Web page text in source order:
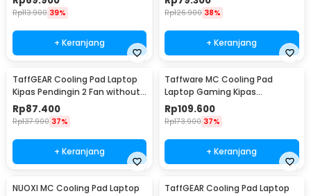
Rp113.900 39%
+ Keranjang
Rp126.900 38%
+ Keranjang
TaffGEAR Cooling Pad Laptop
Kipas Pendingin 2 Fan without
Knob Speed - Q100
Rp87.400
Rp137.900 37%
+ Keranjang
Taffware MC Cooling Pad
Laptop Gaming Kipas
Pendingin 6 Fan 15.6 Inch - Q3
Rp109.600
Rp173.900 37%
+ Keranjang
NUOXI MC Cooling Pad Laptop
TaffGEAR Cooling Pad Laptop